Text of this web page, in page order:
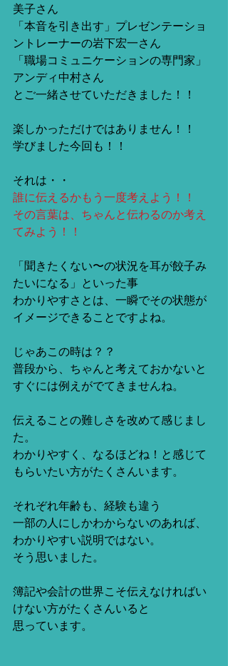
美子さん
「本音を引き出す」プレゼンテーショ
ントレーナーの岩下宏一さん
「職場コミュニケーションの専門家」
アンディ中村さん
とご一緒させていただきました！！
楽しかっただけではありません！！
学びました今回も！！
それは・・
誰に伝えるかもう一度考えよう！！
その言葉は、ちゃんと伝わるのか考え
てみよう！！
「聞きたくない〜の状況を耳が餃子み
たいになる」といった事
わかりやすさとは、一瞬でその状態が
イメージできることですよね。
じゃあこの時は？？
普段から、ちゃんと考えておかないと
すぐには例えがでてきませんね。
伝えることの難しさを改めて感じまし
た。
わかりやすく、なるほどね！と感じて
もらいたい方がたくさんいます。
それぞれ年齢も、経験も違う
一部の人にしかわからないのあれば、
わかりやすい説明ではない。
そう思いました。
簿記や会計の世界こそ伝えなければい
けない方がたくさんいると
思っています。